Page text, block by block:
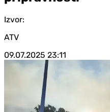
Izvor:
ATV
09.07.2025 23:11